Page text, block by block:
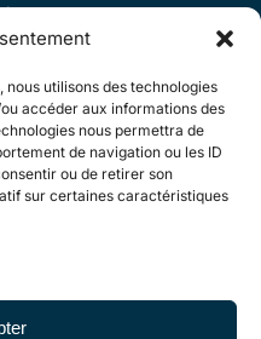
utilisons des technologies
accéder aux informations des
nous permettra de
de navigation ou les ID
ou de retirer son
sur certaines caractéristiques
cookies